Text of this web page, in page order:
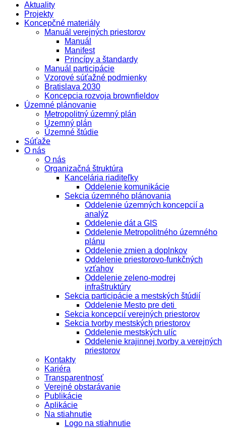
Aktuality
Projekty
Koncepčné materiály
Manuál verejných priestorov
Manuál
Manifest
Princípy a štandardy
Manuál participácie
Vzorové súťažné podmienky
Bratislava 2030
Koncepcia rozvoja brownfieldov
Územné plánovanie
Metropolitný územný plán
Územný plán
Územné štúdie
Súťaže
O nás
O nás
Organizačná štruktúra
Kancelária riaditeľky
Oddelenie komunikácie
Sekcia územného plánovania
Oddelenie územných koncepcií a
analýz
Oddelenie dát a GIS
Oddelenie Metropolitného územného
plánu
Oddelenie zmien a doplnkov
Oddelenie priestorovo-funkčných
vzťahov
Oddelenie zeleno-modrej
infraštruktúry
Sekcia participácie a mestských štúdií
Oddelenie Mesto pre deti
Sekcia koncepcií verejných priestorov
Sekcia tvorby mestských priestorov
Oddelenie mestských ulíc
Oddelenie krajinnej tvorby a verejných
priestorov
Kontakty
Kariéra
Transparentnosť
Verejné obstarávanie
Publikácie
Aplikácie
Na stiahnutie
Logo na stiahnutie